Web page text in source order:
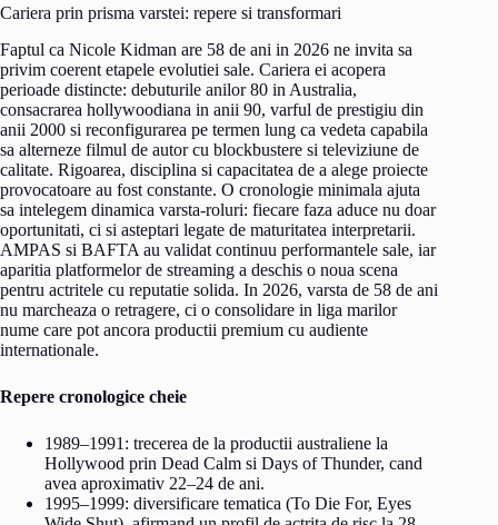
Cariera prin prisma varstei: repere si transformari
Faptul ca Nicole Kidman are 58 de ani in 2026 ne invita sa
privim coerent etapele evolutiei sale. Cariera ei acopera
perioade distincte: debuturile anilor 80 in Australia,
consacrarea hollywoodiana in anii 90, varful de prestigiu din
anii 2000 si reconfigurarea pe termen lung ca vedeta capabila
sa alterneze filmul de autor cu blockbustere si televiziune de
calitate. Rigoarea, disciplina si capacitatea de a alege proiecte
provocatoare au fost constante. O cronologie minimala ajuta
sa intelegem dinamica varsta-roluri: fiecare faza aduce nu doar
oportunitati, ci si asteptari legate de maturitatea interpretarii.
AMPAS si BAFTA au validat continuu performantele sale, iar
aparitia platformelor de streaming a deschis o noua scena
pentru actritele cu reputatie solida. In 2026, varsta de 58 de ani
nu marcheaza o retragere, ci o consolidare in liga marilor
nume care pot ancora productii premium cu audiente
internationale.
Repere cronologice cheie
1989–1991: trecerea de la productii australiene la
Hollywood prin Dead Calm si Days of Thunder, cand
avea aproximativ 22–24 de ani.
1995–1999: diversificare tematica (To Die For, Eyes